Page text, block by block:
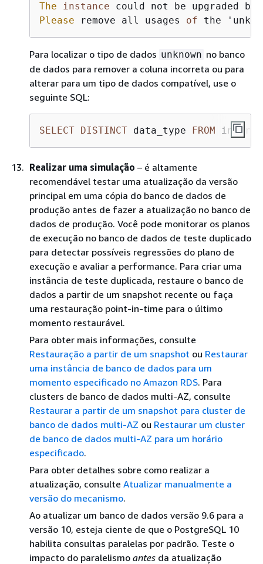
The
instance could not be upgraded
Please remove all usages of the
Para localizar o tipo de dados unknown no banco
de dados para remover a coluna incorreta ou para
alterar para um tipo de dados compatível, use o
seguinte SQL:
SELECT DISTINCT data_type FROM
Realizar uma simulação – é altamente
recomendável testar uma atualização da versão
principal em uma cópia do banco de dados de
produção antes de fazer a atualização no banco de
dados de produção. Você pode monitorar os planos
de execução no banco de dados de teste duplicado
para detectar possíveis regressões do plano de
execução e avaliar a performance. Para criar uma
instância de teste duplicada, restaure o banco de
dados a partir de um snapshot recente ou faça
uma restauração point-in-time para o último
momento restaurável.
Para obter mais informações, consulte
Restauração a partir de um snapshot ou Restaurar
uma instância de banco de dados para um
momento especificado no Amazon RDS. Para
clusters de banco de dados multi-AZ, consulte
Restaurar a partir de um snapshot para cluster de
banco de dados multi-AZ ou Restaurar um cluster
de banco de dados multi-AZ para um horário
especificado.
Para obter detalhes sobre como realizar a
atualização, consulte Atualizar manualmente a
versão do mecanismo.
Ao atualizar um banco de dados versão 9.6 para a
versão 10, esteja ciente de que o PostgreSQL 10
habilita consultas paralelas por padrão. Teste o
impacto do paralelismo antes da atualização